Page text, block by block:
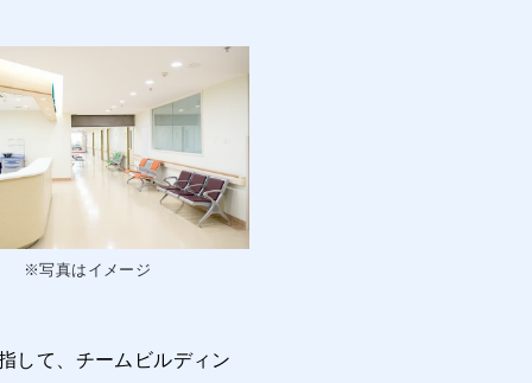
※写真はイメージ
して、チームビルディン